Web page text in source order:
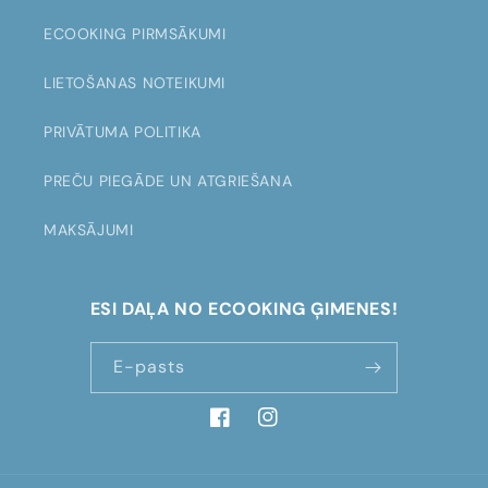
ECOOKING PIRMSĀKUMI
LIETOŠANAS NOTEIKUMI
PRIVĀTUMA POLITIKA
PREČU PIEGĀDE UN ATGRIEŠANA
MAKSĀJUMI
ESI DAĻA NO ECOOKING ĢIMENES!
E-pasts
FacebookInstagram